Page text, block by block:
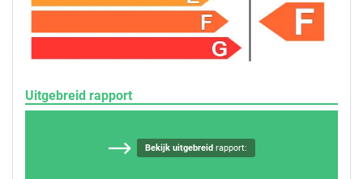
Uitgebreid rapport
Bekijk uitgebreidrapport: